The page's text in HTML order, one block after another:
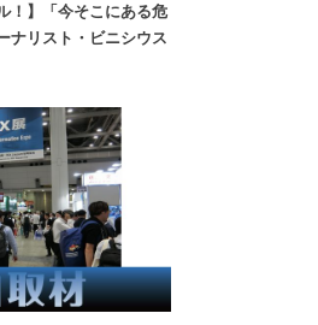
！】「今そこにある危
リスト・ビニシウス